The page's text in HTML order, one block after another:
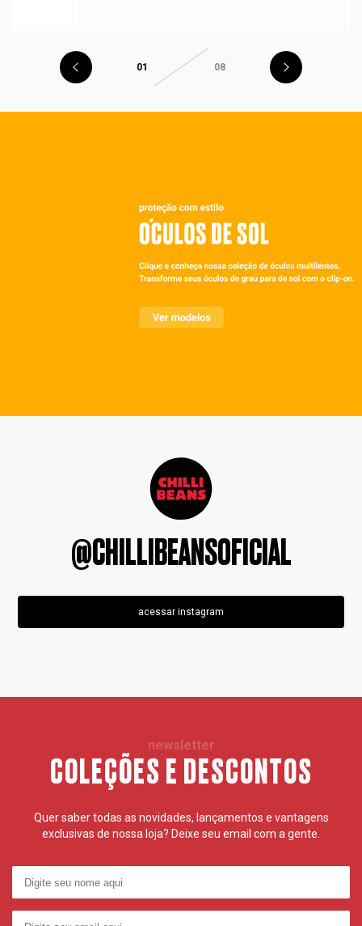
01 08
@CHILLIBEANSOFICIAL
acessar instagram
newsletter
COLEÇÕES E DESCONTOS
Quer saber todas as novidades, lançamentos e vantagens
exclusivas de nossa loja? Deixe seu email com a gente.